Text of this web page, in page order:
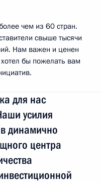
чем из 60 стран.
свыше тысячи
Нам важен и ценен
бы пожелать вам
для нас
усилия
динамично
центра